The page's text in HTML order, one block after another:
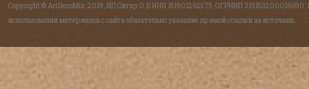
Copyright © ArtDecoMix, 2019, ИП Ситар О.В ИНН 181901262575, ОГРНИП 319183200016690.
использовании материалов с сайта обязательно указание прямой ссылки на источник.